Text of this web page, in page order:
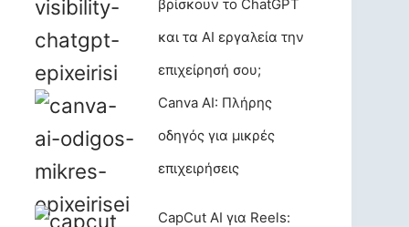
βρίσκουν το ChatGPT
και τα AI εργαλεία την
επιχείρησή σου;
Canva AI: Πλήρης
οδηγός για μικρές
επιχειρήσεις
CapCut AI για Reels: